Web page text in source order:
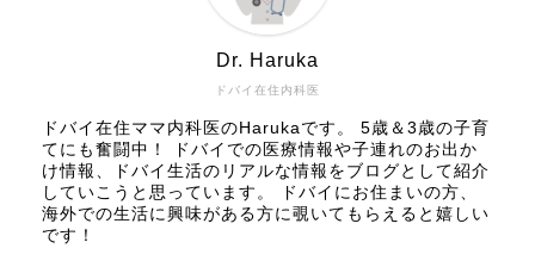
ドバイ在住内科医
Dr. Haruka
ドバイ在住ママ内科医のHarukaです。 5歳＆3歳の子育
てにも奮闘中！ ドバイでの医療情報や子連れのお出か
け情報、ドバイ生活のリアルな情報をブログとして紹介
していこうと思っています。 ドバイにお住まいの方、
海外での生活に興味がある方に覗いてもらえると嬉しい
です！